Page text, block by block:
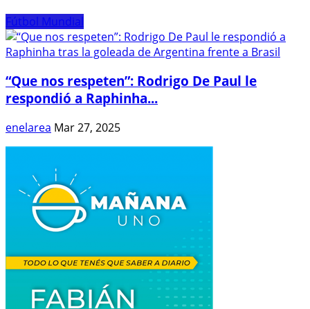
Fútbol Mundial
“Que nos respeten”: Rodrigo De Paul le
respondió a Raphinha...
enelarea Mar 27, 2025